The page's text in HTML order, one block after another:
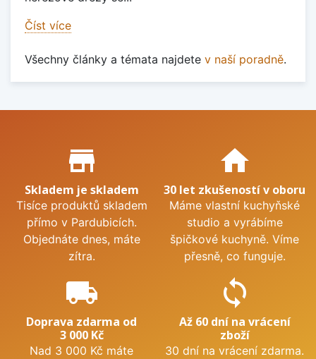
Číst více
Všechny články a témata najdete v naší poradně.
Proč nakupovat u nás?
store_mall_directory
Skladem je skladem
Tisíce produktů skladem
přímo v Pardubicích.
Objednáte dnes, máte
zítra.
home
30 let zkušeností v oboru
Máme vlastní kuchyňské
studio a vyrábíme
špičkové kuchyně. Víme
přesně, co funguje.
local_shipping
Doprava zdarma od
3 000 Kč
Nad 3 000 Kč máte
sync
Až 60 dní na vrácení
zboží
30 dní na vrácení zdarma.